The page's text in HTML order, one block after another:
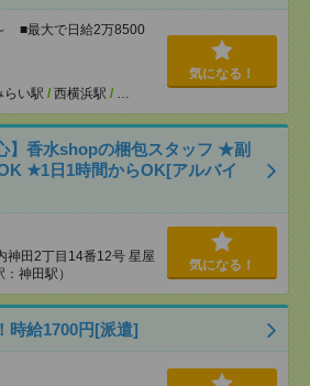
■最大で日給2万8500
らい駅 / 西横浜駅 / …
気になる！
】香水shopの梱包スタッフ ★副
★1日1時間からOK[アルバイ
神田2丁目14番12号 星屋
神田駅）
気になる！
時給1700円[派遣]